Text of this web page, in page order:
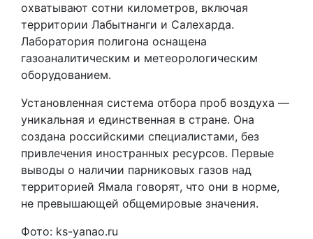
охватывают сотни километров, включая
территории Лабытнанги и Салехарда.
Лаборатория полигона оснащена
газоаналитическим и метеорологическим
оборудованием.
Установленная система отбора проб воздуха —
уникальная и единственная в стране. Она
создана российскими специалистами, без
привлечения иностранных ресурсов. Первые
выводы о наличии парниковых газов над
территорией Ямала говорят, что они в норме,
не превышающей общемировые значения.
Фото: ks-yanao.ru